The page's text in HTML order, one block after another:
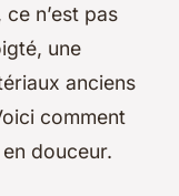
n’est pas
une
anciens
comment
douceur.